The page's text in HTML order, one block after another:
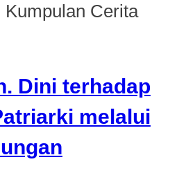
Kumpulan Cerita
Dini terhadap
melalui